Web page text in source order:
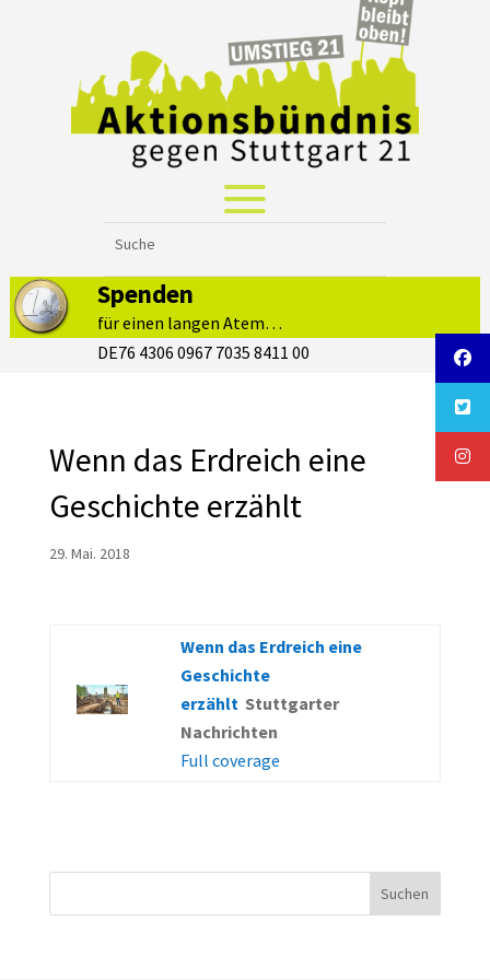
Spenden
für einen langen Atem…
DE76 4306 0967 7035 8411 00
Wenn das Erdreich eine
Geschichte erzählt
29. Mai. 2018
Wenn das Erdreich eine
Geschichte
erzählt Stuttgarter
Nachrichten
Full coverage
Suchen